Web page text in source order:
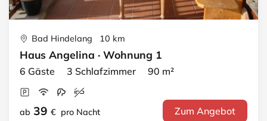
Bad Hindelang 10 km
Haus Angelina · Wohnung 1
6 Gäste 3 Schlafzimmer 90 m²
ab 39 € pro Nacht Zum Angebot